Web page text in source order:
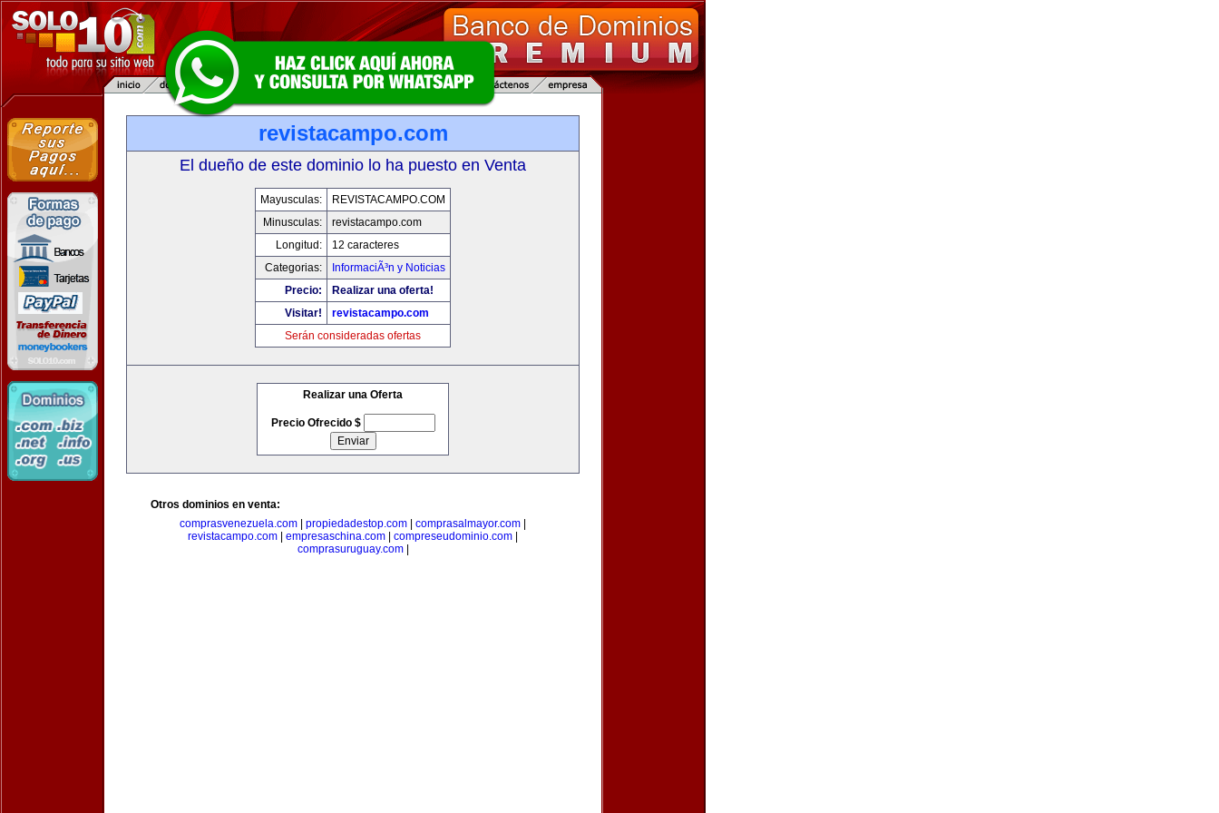
revistacampo.com
El dueño de este dominio lo ha puesto en Venta
Mayusculas:
REVISTACAMPO.COM
Minusculas:
revistacampo.com
Longitud:
12 caracteres
Categorias:
InformaciÃ³n y Noticias
Precio:
Realizar una oferta!
Visitar!
revistacampo.com
Serán consideradas ofertas
Realizar una Oferta
Precio Ofrecido $
Otros dominios en venta:
comprasvenezuela.com
propiedadestop.com comprasalmayor.com
revistacampo.com
empresaschina.com compreseudominio.com
comprasuruguay.com|